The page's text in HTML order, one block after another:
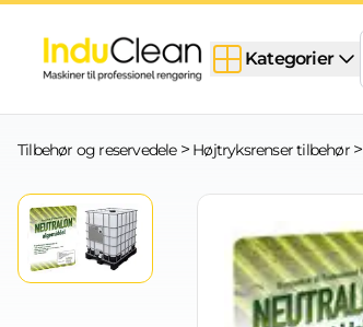
Skip to content
Kategorier
Tilbehør og reservedele> Højtryksrenser tilbehør>